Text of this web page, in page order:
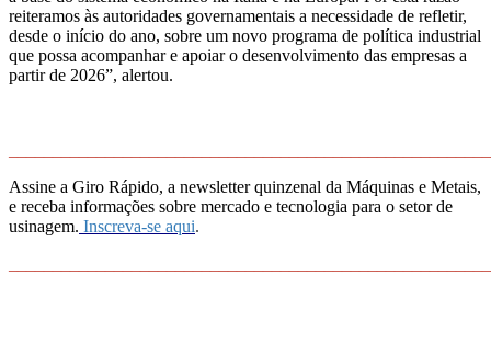
reiteramos às autoridades governamentais a necessidade de refletir,
desde o início do ano, sobre um novo programa de política industrial
que possa acompanhar e apoiar o desenvolvimento das empresas a
partir de 2026”, alertou.
Assine a Giro Rápido, a newsletter quinzenal da Máquinas e Metais,
e receba informações sobre mercado e tecnologia para o setor de
usinagem. Inscreva-se aqui.